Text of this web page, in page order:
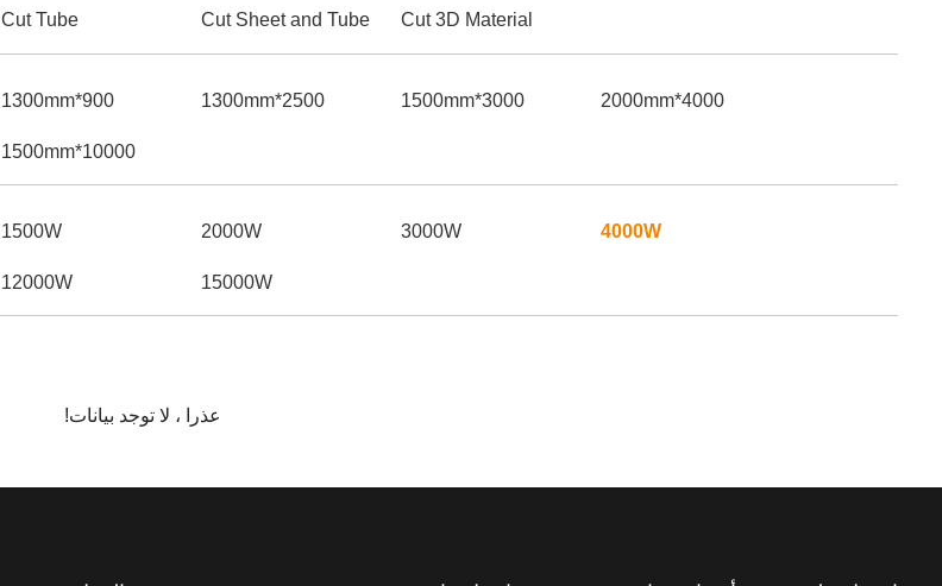
Cut Tube Cut Sheet and Tube Cut 3D Material
900*1300mm 2500*1300mm 3000*1500mm 4000*2000mm
10000*1500mm
1500W 2000W 3000W 4000W
12000W 15000W
عذرا ، لا توجد بيانات!